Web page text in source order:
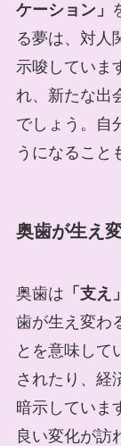
ケーション」
る夢は、対人
示唆していま
れ、新たな出
でしょう。自
うになること
奥歯が生え
奥歯は 「支え
歯が生え変わ
とを意味して
されたり、経
暗示していま
良い変化が訪